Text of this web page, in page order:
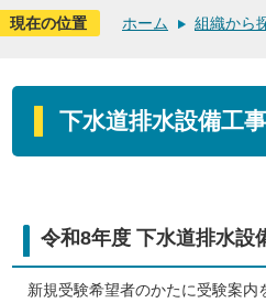
現在の位置 ホーム 組織から
下水道排水設備工
令和8年度 下水道排水設
新規受験希望者のかたに受験案内